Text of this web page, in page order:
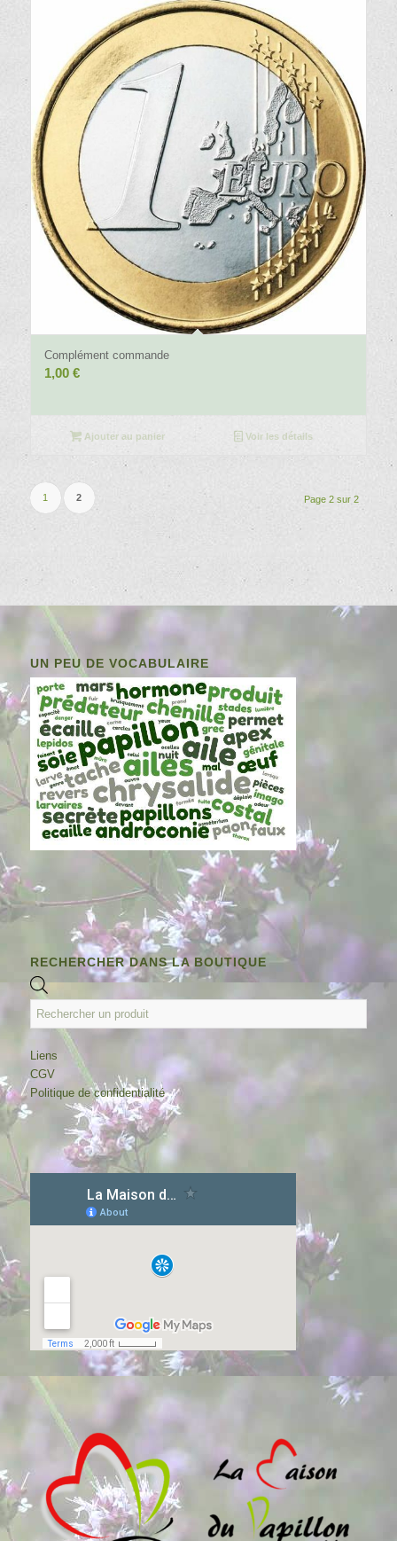
Complément commande
1,00 €
Ajouter au panier Voir les détails
Page 2 sur 2
1 2
UN PEU DE VOCABULAIRE
RECHERCHER DANS LA BOUTIQUE
Liens
CGV
Politique de confidentialité